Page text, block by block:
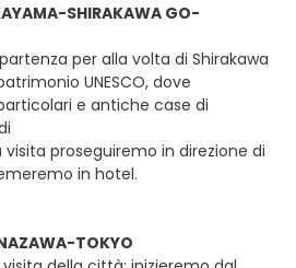
SHIRAKAWA GO-
per alla volta di Shirakawa
UNESCO, dove
e antiche case di
proseguiremo in direzione di
in hotel.
TOKYO